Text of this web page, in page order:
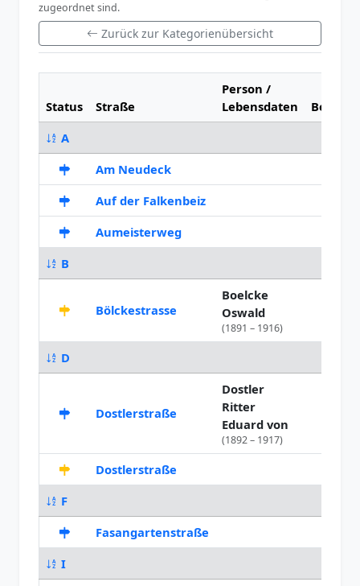
zugeordnet sind.
Zurück zur Kategorienübersicht
Status Straße
Person /
Lebensdaten
A
Am Neudeck
Auf der Falkenbeiz
Aumeisterweg
B
Bölckestrasse
Boelcke
Oswald
(1891 – 1916)
D
Dostlerstraße
Dostler
Ritter
Eduard von
(1892 – 1917)
Dostlerstraße
F
Fasangartenstraße
I